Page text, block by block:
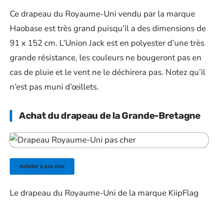
Ce drapeau du Royaume-Uni vendu par la marque
Haobase est très grand puisqu’il a des dimensions de
91 x 152 cm. L’Union Jack est en polyester d’une très
grande résistance, les couleurs ne bougeront pas en
cas de pluie et le vent ne le déchirera pas. Notez qu’il
n’est pas muni d’œillets.
Achat du drapeau de la Grande-Bretagne
Acheter à pas cher
Le drapeau du Royaume-Uni de la marque KiipFlag